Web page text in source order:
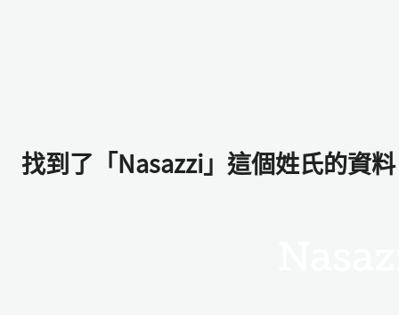
找到了「Nasazzi」這個姓氏的資料